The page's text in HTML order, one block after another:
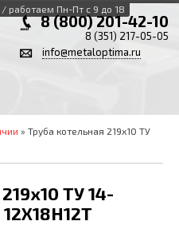
/ работаем Пн-Пт с 9 до 18
8 (800) 201-42-10
8 (351) 217-05-05
info@metaloptima.ru
» Труба котельная 219х10 ТУ
ТУ 14-